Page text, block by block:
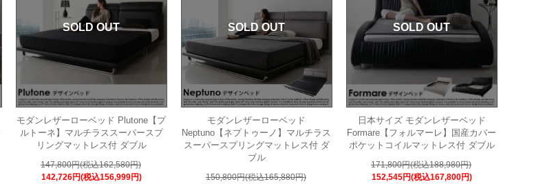
SOLD OUT
モダンレザーローベッド Plutone【プ
ルトーネ】マルチラススーパースプ
リングマットレス付 ダブル
147,800円(税込162,580円)
142,726円(税込156,999円)
SOLD OUT
モダンレザーローベッド
Neptuno【ネプトゥーノ】マルチラス
スーパースプリングマットレス付 ダ
ブル
150,800円(税込165,880円)
SOLD OUT
日本サイズ モダンレザーベッド
Formare【フォルマーレ】国産カバー
ポケットコイルマットレス付 ダブル
171,800円(税込188,980円)
152,545円(税込167,800円)